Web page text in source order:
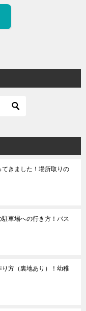
きました！場所取りの
車場への行き方！バス
り方（裏地あり）！幼稚